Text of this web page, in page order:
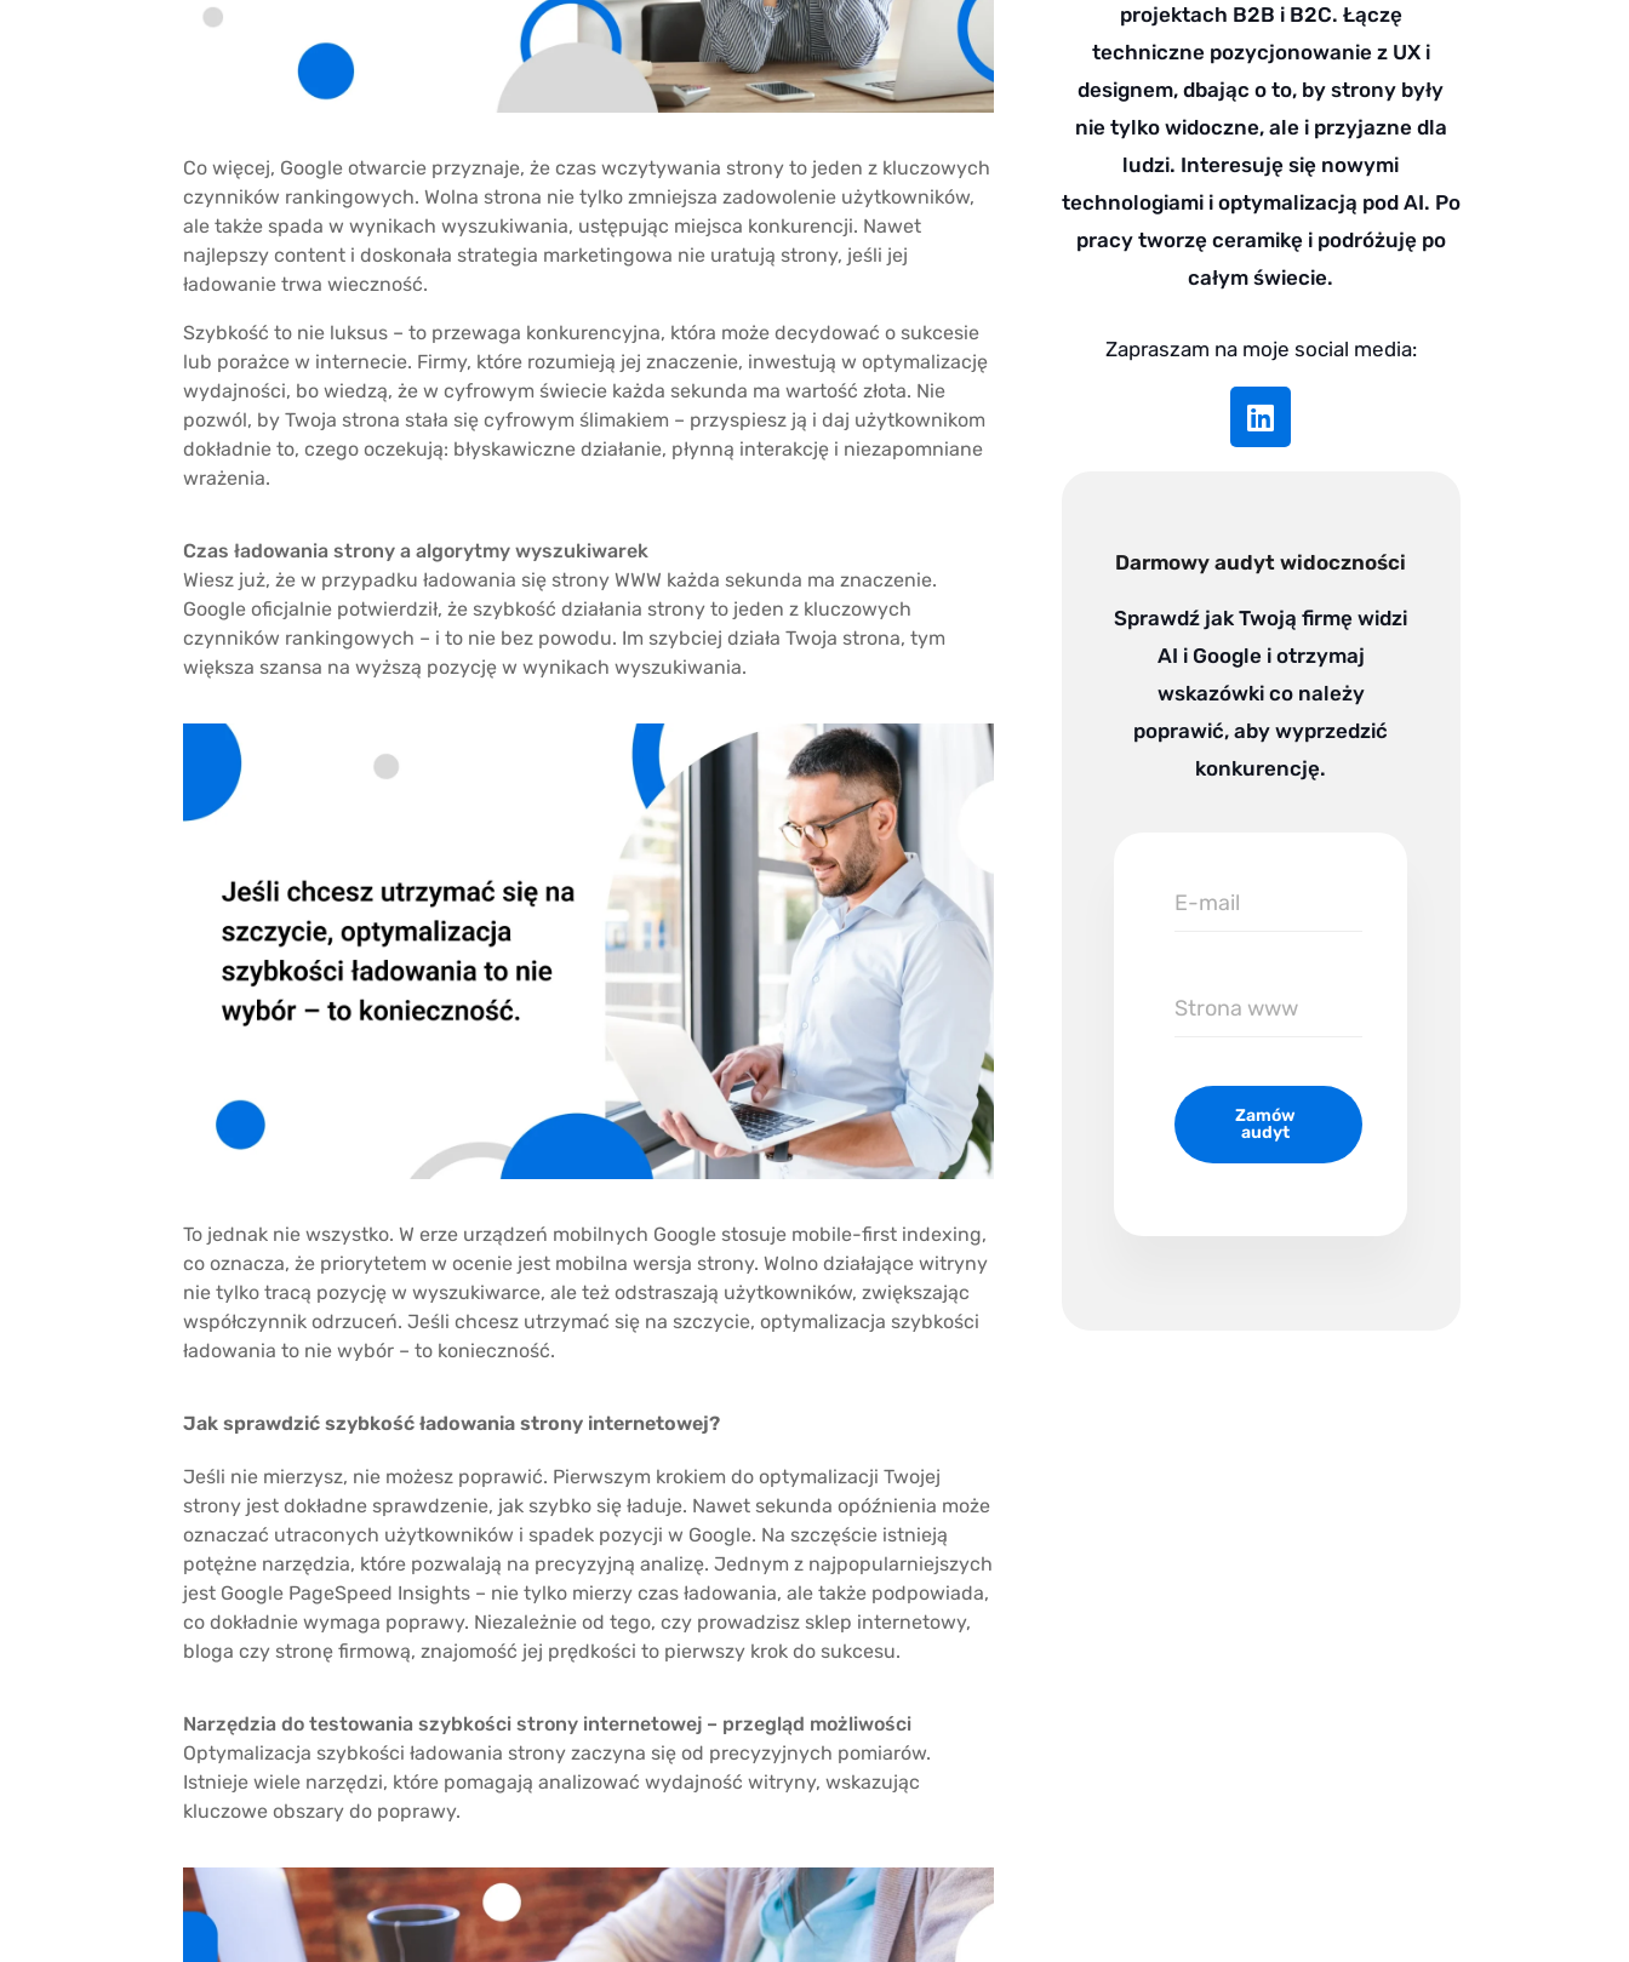
Co więcej, Google otwarcie przyznaje, że czas wczytywania strony to jeden z kluczowych
czynników rankingowych. Wolna strona nie tylko zmniejsza zadowolenie użytkowników,
ale także spada w wynikach wyszukiwania, ustępując miejsca konkurencji. Nawet
najlepszy content i doskonała strategia marketingowa nie uratują strony, jeśli jej
ładowanie trwa wieczność.
Szybkość to nie luksus – to przewaga konkurencyjna, która może decydować o sukcesie
lub porażce w internecie. Firmy, które rozumieją jej znaczenie, inwestują w optymalizację
wydajności, bo wiedzą, że w cyfrowym świecie każda sekunda ma wartość złota. Nie
pozwól, by Twoja strona stała się cyfrowym ślimakiem – przyspiesz ją i daj użytkownikom
dokładnie to, czego oczekują: błyskawiczne działanie, płynną interakcję i niezapomniane
wrażenia.
Czas ładowania strony a algorytmy wyszukiwarek
Wiesz już, że w przypadku ładowania się strony WWW każda sekunda ma znaczenie.
Google oficjalnie potwierdził, że szybkość działania strony to jeden z kluczowych
czynników rankingowych – i to nie bez powodu. Im szybciej działa Twoja strona, tym
większa szansa na wyższą pozycję w wynikach wyszukiwania.
To jednak nie wszystko. W erze urządzeń mobilnych Google stosuje mobile-first indexing,
co oznacza, że priorytetem w ocenie jest mobilna wersja strony. Wolno działające witryny
nie tylko tracą pozycję w wyszukiwarce, ale też odstraszają użytkowników, zwiększając
współczynnik odrzuceń. Jeśli chcesz utrzymać się na szczycie, optymalizacja szybkości
ładowania to nie wybór – to konieczność.
Jak sprawdzić szybkość ładowania strony internetowej?
Jeśli nie mierzysz, nie możesz poprawić. Pierwszym krokiem do optymalizacji Twojej
strony jest dokładne sprawdzenie, jak szybko się ładuje. Nawet sekunda opóźnienia może
oznaczać utraconych użytkowników i spadek pozycji w Google. Na szczęście istnieją
potężne narzędzia, które pozwalają na precyzyjną analizę. Jednym z najpopularniejszych
jest Google PageSpeed Insights – nie tylko mierzy czas ładowania, ale także podpowiada,
co dokładnie wymaga poprawy. Niezależnie od tego, czy prowadzisz sklep internetowy,
bloga czy stronę firmową, znajomość jej prędkości to pierwszy krok do sukcesu.
Narzędzia do testowania szybkości strony internetowej – przegląd możliwości
Optymalizacja szybkości ładowania strony zaczyna się od precyzyjnych pomiarów.
Istnieje wiele narzędzi, które pomagają analizować wydajność witryny, wskazując
kluczowe obszary do poprawy.
projektach B2B i B2C. Łączę
techniczne pozycjonowanie z UX i
designem, dbając o to, by strony były
nie tylko widoczne, ale i przyjazne dla
ludzi. Interesuję się nowymi
technologiami i optymalizacją pod AI. Po
pracy tworzę ceramikę i podróżuję po
całym świecie.
Zapraszam na moje social media:
L
i
d
i
n
Darmowy audyt widoczności
Sprawdź jak Twoją firmę widzi
AI i Google i otrzymaj
wskazówki co należy
poprawić, aby wyprzedzić
konkurencję.
E-
Zamów
audyt